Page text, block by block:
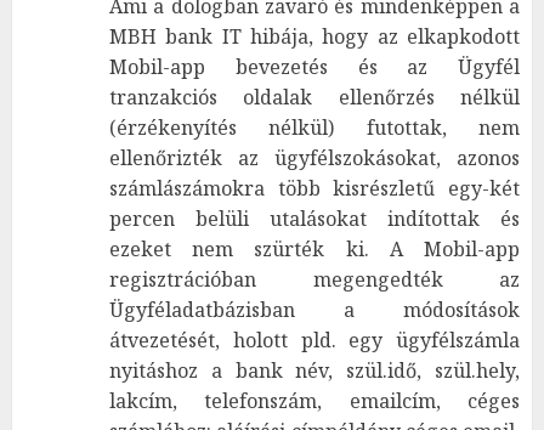
Ami a dologban zavaró és mindenképpen a
MBH bank IT hibája, hogy az elkapkodott
Mobil-app bevezetés és az Ügyfél
tranzakciós oldalak ellenőrzés nélkül
(érzékenyítés nélkül) futottak, nem
ellenőrizték az ügyfélszokásokat, azonos
számlászámokra több kisrészletű egy-két
percen belüli utalásokat indítottak és
ezeket nem szürték ki. A Mobil-app
regisztrációban megengedték az
Ügyféladatbázisban a módosítások
átvezetését, holott pld. egy ügyfélszámla
nyitáshoz a bank név, szül.idő, szül.hely,
lakcím, telefonszám, emailcím, céges